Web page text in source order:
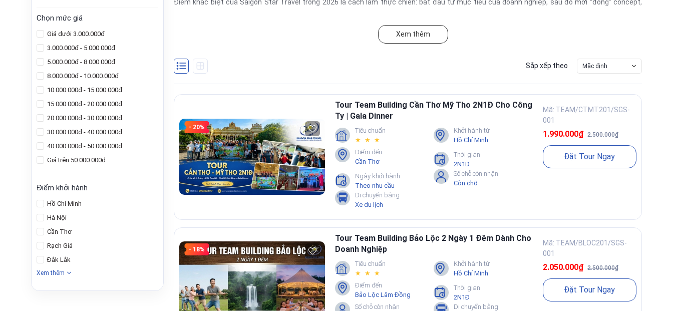
Chọn mức giá
Giá dưới 3.000.000đ
3.000.000đ - 5.000.000đ
5.000.000đ - 8.000.000đ
8.000.000đ - 10.000.000đ
10.000.000đ - 15.000.000đ
15.000.000đ - 20.000.000đ
20.000.000đ - 30.000.000đ
30.000.000đ - 40.000.000đ
40.000.000đ - 50.000.000đ
Giá trên 50.000.000đ
Điểm khởi hành
Hồ Chí Minh
Hà Nội
Cần Thơ
Rạch Giá
Đắk Lắk
Xem thêm
Điểm khác biệt của Saigon Star Travel trong 2026 là cách làm thực chiến: bắt đầu từ mục tiêu của doanh nghiệp, sau đó mới “đóng” concept,
số lượng khách, thời gian dự kiến, ngân sách và mục tiêu chương trình
Xem thêm
Sắp xếp theo Mặc định
- 20%
Tour Team Building Cần Thơ Mỹ Tho 2N1Đ Cho Công
Ty | Gala Dinner
Tiêu chuẩn
★ ★ ★
Khởi hành từ
Hồ Chí Minh
Điểm đến
Cần Thơ
Thời gian
2N1Đ
Ngày khởi hành
Theo nhu cầu
Số chỗ còn nhận
Còn chỗ
Di chuyển bằng
Xe du lịch
Mã: TEAM/CTMT201/SGS-
001
1.990.000₫2.500.000₫
Đặt Tour Ngay
- 18%
Tour Team Building Bảo Lộc 2 Ngày 1 Đêm Dành Cho
Doanh Nghiệp
Tiêu chuẩn
★ ★ ★
Khởi hành từ
Hồ Chí Minh
Điểm đến
Bảo Lộc Lâm Đồng
Thời gian
2N1Đ
Số chỗ còn nhận
Di chuyển bằng
Mã: TEAM/BLOC201/SGS-
001
2.050.000₫2.500.000₫
Đặt Tour Ngay